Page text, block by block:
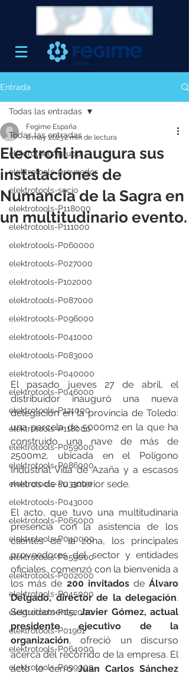
Entrada
Todas las entradas
elektrotools-grupo
elektrotools-proveedor
elektrotools-socio
elektrotools-P118000
elektrotools-P111000
elektrotools-P060000
elektrotools-P027000
elektrotools-P102000
elektrotools-P087000
elektrotools-P096000
elektrotools-P041000
elektrotools-P083000
elektrotools-P040000
elektrotools-P046000
elektrotools-P121000
elektrotools-P118000
elektrotools-P059000
elektrotools-P086000
elektrotools-P033000
elektrotools-P043000
elektrotools-P065000
elektrotools-P040000
elektrotools-P059000
elektrotools-P002000
elektrotools-P045000
elektrotools-P052000
elektrotools-P01961
elektrotools-P064000
elektrotools-P099000
Todas las entradas
Electrofil inaugura sus
instalaciones de
Numancia de la Sagra en
un multitudinario evento.
Fegime España
8 may 20232 min de lectura
El pasado jueves 27 de abril, el
distribuidor inauguró una nueva
delegación en la provincia de Toledo:
una parcela de 5000m2 en la que ha
construido una nave de más de
2500m2, ubicada en el Polígono
Industrial Villa de Azaña y a escasos
metros de su anterior sede.
El acto, que tuvo una multitudinaria
presencia con la asistencia de los
clientes de la zona, los principales
proveedores del sector y entidades
oficiales, comenzó con la bienvenida a
los más de 200 invitados de Álvaro
Delgado, director de la delegación.
Seguidamente, Javier Gómez, actual
presidente ejecutivo de la
organización, ofreció un discurso
acerca del recorrido de la empresa. El
acto lo cerró Juan Carlos Sánchez